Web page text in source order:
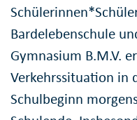
Bardelebenschule
Gymnasium B.M.V.
Verkehrssituation in
Schulbeginn